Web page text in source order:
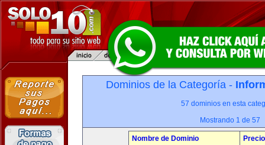
Dominios de la Categoría -
57 dominios en esta
Mostrando 1 de 57
Nombre de Dominio
Precio